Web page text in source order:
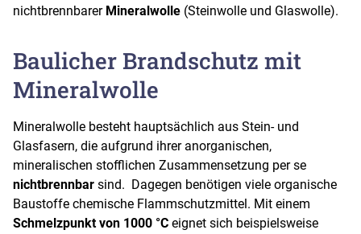
nichtbrennbarer Mineralwolle (Steinwolle und Glaswolle).
Baulicher Brandschutz mit
Mineralwolle
Mineralwolle besteht hauptsächlich aus Stein- und
Glasfasern, die aufgrund ihrer anorganischen,
mineralischen stofflichen Zusammensetzung per se
nichtbrennbar sind. Dagegen benötigen viele organische
Baustoffe chemische Flammschutzmittel. Mit einem
Schmelzpunkt von 1000 °C eignet sich beispielsweise